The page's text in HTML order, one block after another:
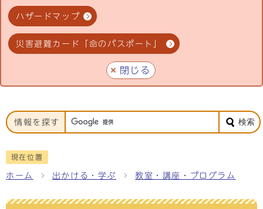
ハザードマップ
災害避難カード「命のパスポート」
閉じる
情報を探す 検索
現在位置
ホーム 出かける・学ぶ 教室・講座・プログラム